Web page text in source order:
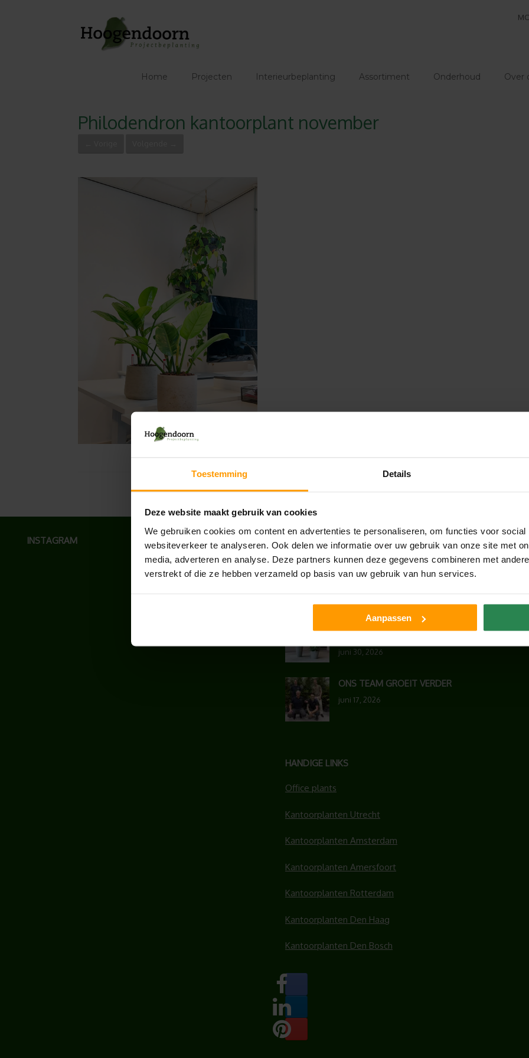
Toestemming Details
Deze website maakt gebruik van cookies
We gebruiken cookies om content en advertenties te personaliseren, om functies voor
websiteverkeer te analyseren. Ook delen we informatie over uw gebruik van onze site met
media, adverteren en analyse. Deze partners kunnen deze gegevens combineren met
verstrekt of die ze hebben verzameld op basis van uw gebruik van hun services.
Aanpassen
Home Projecten Interieurbeplanting Assortiment Onderhoud Over
Philodendron kantoorplant november
INSTAGRAM LAATSTE NIEUWS
UNION HOUSE UTRECHT
juli 28, 2026
KANTOORPLANT VAN DE MAAND JUNI:
juni 30, 2026
ONS TEAM GROEIT VERDER
juni 17, 2026
HANDIGE LINKS
Office plants
Kantoorplanten Utrecht
Kantoorplanten Amsterdam
Kantoorplanten Amersfoort
Kantoorplanten Rotterdam
Kantoorplanten Den Haag
Kantoorplanten Den Bosch